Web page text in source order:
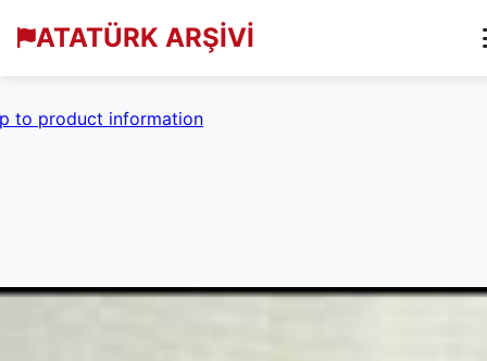
ATATÜRK ARŞİVİ
to product information